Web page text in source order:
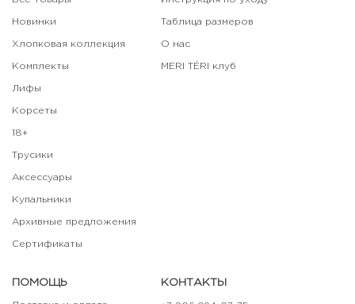
Новинки
Хлопковая коллекция
Комплекты
Лифы
Корсеты
18+
Трусики
Аксессуары
Купальники
Архивные предложения
Сертификаты
Таблица размеров
О нас
MERI TÉRI клуб
ПОМОЩЬ КОНТАКТЫ